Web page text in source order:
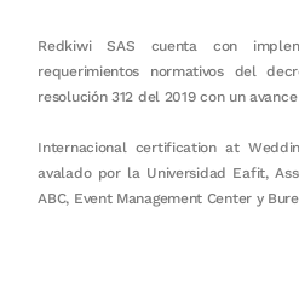
Redkiwi SAS cuenta con
requerimientos normativos del
resolución 312 del 2019 con un
Internacional certification at
avalado por la Universidad Eafit,
ABC, Event Management Center y